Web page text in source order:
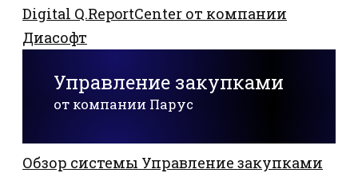
Digital Q.ReportCenter от компании
Диасофт
Управление закупками
от компании Парус
Обзор системы Управление закупками